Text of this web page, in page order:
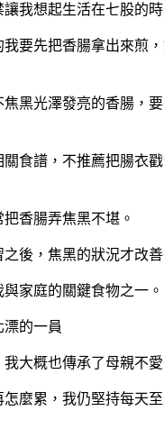
我想起生活在七股的
我要先把香腸拿出來煎
黑光澤發亮的香腸，
關食譜，不推薦把腸衣
香腸弄焦黑不堪。
後，焦黑的狀況才改善
家庭的關鍵食物之一。
的一員
大概也傳承了母親不愛
麼累，我仍堅持每天